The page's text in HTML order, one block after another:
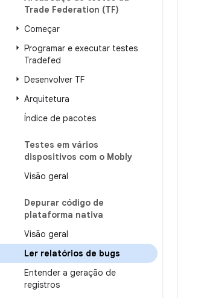
Trade Federation (TF)
Começar
Programar e executar testes
Tradefed
Desenvolver TF
Arquitetura
Índice de pacotes
Testes em vários
dispositivos com o Mobly
Visão geral
Depurar código de
plataforma nativa
Visão geral
Ler relatórios de bugs
Entender a geração de
registros